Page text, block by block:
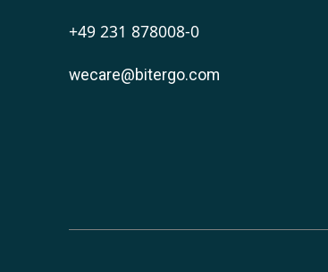
+49 231 878008-0
wecare@bitergo.com